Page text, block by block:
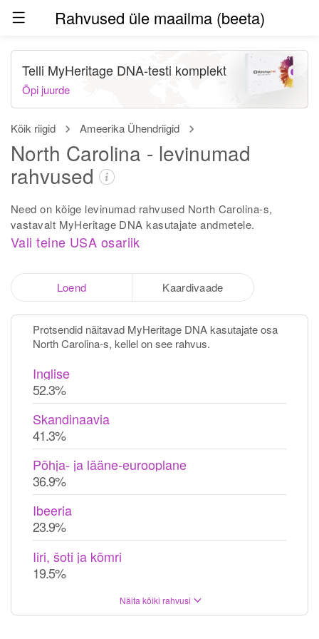
Rahvused üle maailma (beeta)
Kõik riigid Ameerika Ühendriigid
North Carolina - levinumad
rahvused
Need on kõige levinumad rahvused North Carolina-s,
vastavalt MyHeritage DNA kasutajate andmetele.
Vali teine USA osariik
Telli MyHeritage DNA-testi komplekt
Õpi juurde
Loend Kaardivaade
Protsendid näitavad MyHeritage DNA kasutajate osa
North Carolina-s, kellel on see rahvus.
Inglise
52.3%
Skandinaavia
41.3%
Põhja- ja lääne-eurooplane
36.9%
Ibeeria
23.9%
Iiri, šoti ja kõmri
19.5%
Näita kõiki rahvusi